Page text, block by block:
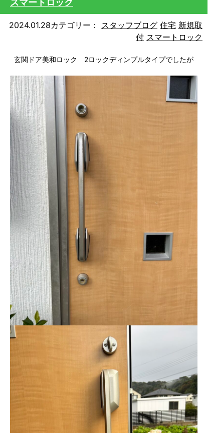
スマートロック
2024.01.28カテゴリー： スタッフブログ 住宅 新規取
付 スマートロック
玄関ドア美和ロック 2ロックディンプルタイプでしたが